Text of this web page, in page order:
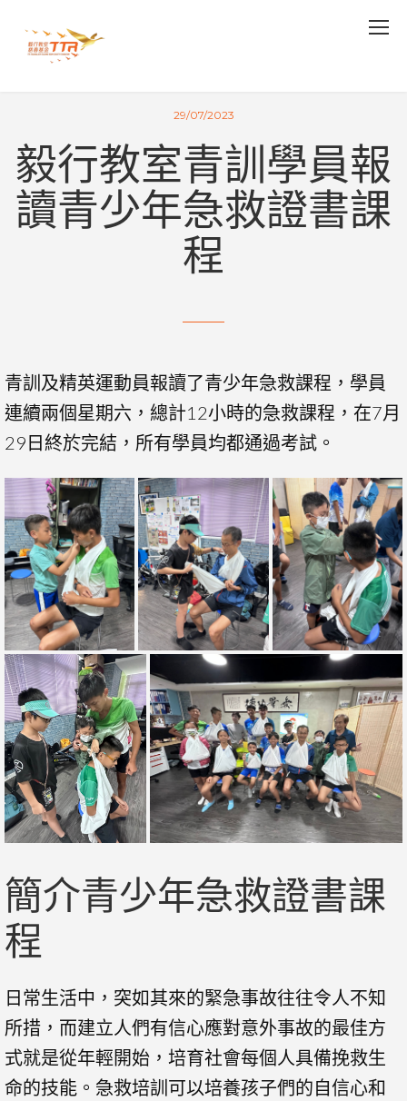
29/07/2023
毅行教室青訓學員報
讀青少年急救證書課
程
青訓及精英運動員報讀了青少年急救課程，學員
連續兩個星期六，總計12小時的急救課程，在7月
29日終於完結，所有學員均都通過考試。
簡介青少年急救證書課
程
日常生活中，突如其來的緊急事故往往令人不知
所措，而建立人們有信心應對意外事故的最佳方
式就是從年輕開始，培育社會每個人具備挽救生
命的技能。急救培訓可以培養孩子們的自信心和